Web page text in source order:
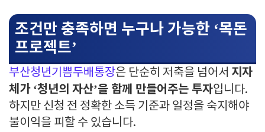
조건만 충족하면 누구나 가능한 ‘목돈
프로젝트’
부산청년기쁨두배통장은 단순히 저축을 넘어서 지자
체가 ‘청년의 자산’을 함께 만들어주는 투자입니다.
하지만 신청 전 정확한 소득 기준과 일정을 숙지해야
불이익을 피할 수 있습니다.